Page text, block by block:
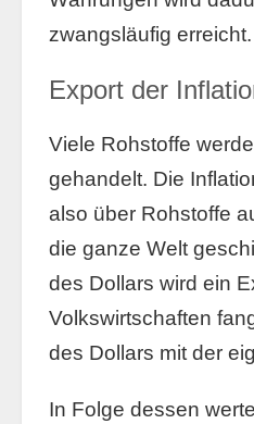
zwangsläufig erreicht.
Export der
Viele Rohstoffe
gehandelt. Die
also über Rohstoffe
die ganze Welt
des Dollars wird ein
Volkswirtschaften
des Dollars mit der
In Folge dessen